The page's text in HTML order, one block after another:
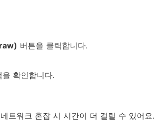
버튼을 클릭합니다.
확인합니다.
트워크 혼잡 시 시간이 더 걸릴 수 있어요.